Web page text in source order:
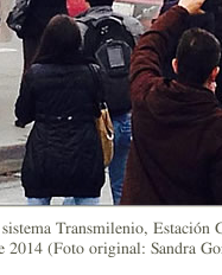
Transmilenio, Estación
2014 (Foto original: Sandra